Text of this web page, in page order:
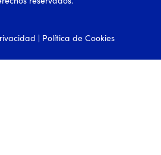
| Política de Cookies